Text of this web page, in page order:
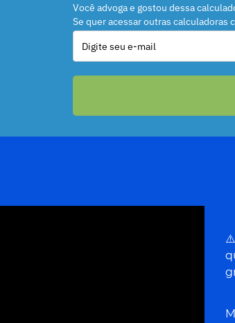
Você advoga e gostou dessa
Se quer acessar outras calculadoras